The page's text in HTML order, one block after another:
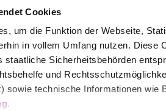
Cookies
um die Funktion der Webseite,
in vollem Umfang nutzen.
Sicherheitsbehörden
und
sowie technische Informationen
.